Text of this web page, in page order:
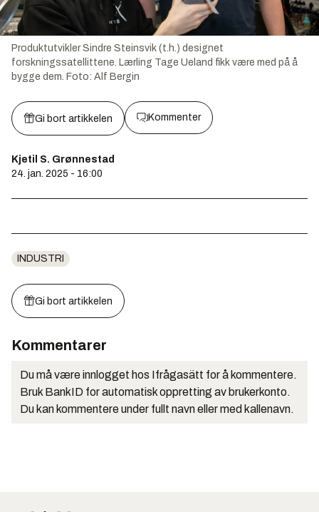
Produktutvikler Sindre Steinsvik (t.h.) designet
forskningssatellittene. Lærling Tage Ueland fikk være med på å
bygge dem. Foto: Alf Bergin
Gi bort artikkelen Kommenter
Kjetil S. Grønnestad
24. jan. 2025 - 16:00
INDUSTRI
Gi bort artikkelen
Kommentarer
Du må være innlogget hos Ifrågasätt for å kommentere.
Bruk BankID for automatisk oppretting av brukerkonto.
Du kan kommentere under fullt navn eller med kallenavn.